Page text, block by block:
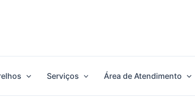
Serviços Área de Atendimento